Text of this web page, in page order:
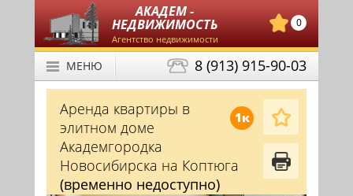
АКАДЕМ -
НЕДВИЖИМОСТЬ
Агентство недвижимости
0
8 (913) 915-90-03
МЕНЮ
1к
Аренда квартиры в
элитном доме
Академгородка
Новосибирска на Коптюга
(временно недоступно)